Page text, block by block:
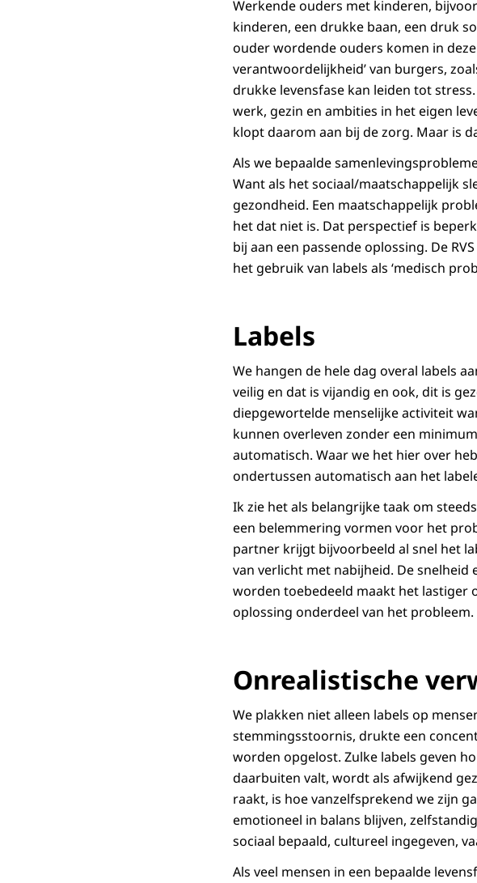
Werkende ouders met kinderen,
kinderen, een drukke baan, een druk
ouder wordende ouders komen in
verantwoordelijkheid’ van burgers,
drukke levensfase kan leiden tot
werk, gezin en ambities in het eigen
klopt daarom aan bij de zorg. Maar is
Als we bepaalde
Want als het sociaal/maatschappelijk
gezondheid. Een maatschappelijk
het dat niet is. Dat perspectief is
bij aan een passende oplossing. De
het gebruik van labels als ‘medisch
Labels
We hangen de hele dag overal labels
veilig en dat is vijandig en ook, dit is
diepgewortelde menselijke activiteit
kunnen overleven zonder een
automatisch. Waar we het hier over
ondertussen automatisch aan het
Ik zie het als belangrijke taak om
een belemmering vormen voor het
partner krijgt bijvoorbeeld al snel het
van verlicht met nabijheid. De
worden toebedeeld maakt het lastiger
oplossing onderdeel van het probleem.
Onrealistische
We plakken niet alleen labels op
stemmingsstoornis, drukte een
worden opgelost. Zulke labels geven
daarbuiten valt, wordt als afwijkend
raakt, is hoe vanzelfsprekend we zijn
emotioneel in balans blijven,
sociaal bepaald, cultureel ingegeven,
Als veel mensen in een bepaalde